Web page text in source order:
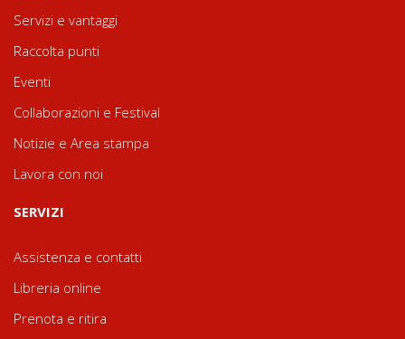
Servizi e vantaggi
Raccolta punti
Eventi
Collaborazioni e Festival
Notizie e Area stampa
Lavora con noi
SERVIZI
Assistenza e contatti
Libreria online
Prenota e ritira